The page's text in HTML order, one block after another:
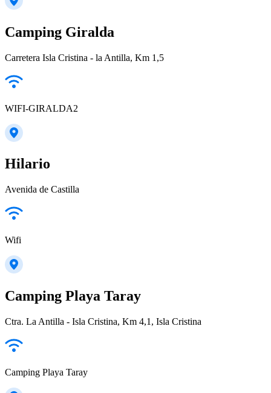
Camping Giralda
Carretera Isla Cristina - la Antilla, Km 1,5
WIFI-GIRALDA2
Hilario
Avenida de Castilla
Wifi
Camping Playa Taray
Ctra. La Antilla - Isla Cristina, Km 4,1, Isla Cristina
Camping Playa Taray